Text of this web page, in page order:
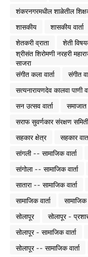
शंकरनगरमधील शाळेतील शिक्षक
शासकीय
शासकीय वार्ता
शेतकरी व्राता
शेती
श्रीसंत शिरोमणी नरहरी
साजरा
संगीत कला वार्ता
संगीत
सत्यनारायणदेव कालवा पाणी
सन उत्सव वार्ता
समाजात
सराफ सुवर्णकार संरक्षण
सहकार क्षेत्र
सहकार
सांगली -- सामाजिक वार्ता
सांगोला -- सामाजिक वार्ता
सातारा -- सामाजिक वार्ता
सामाजिक वार्ता
सामाजिक
सोलापूर
सोलापूर -
सोलापूर - सामाजिक वार्ता
सोलापूर -- सामाजिक वार्ता